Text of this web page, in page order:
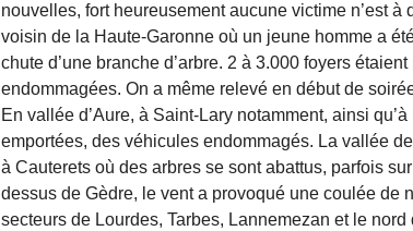
nouvelles, fort heureusement aucune victime n’est
voisin de la Haute-Garonne où un jeune homme a
chute d’une branche d’arbre. 2 à 3.000 foyers
endommagées. On a même relevé en début de
En vallée d’Aure, à Saint-Lary notamment, ainsi
emportées, des véhicules endommagés. La vallée
à Cauterets où des arbres se sont abattus, parfois
dessus de Gèdre, le vent a provoqué une coulée de
secteurs de Lourdes, Tarbes, Lannemezan et le